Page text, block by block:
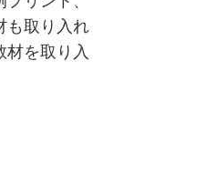
も取り入れ
材を取り入